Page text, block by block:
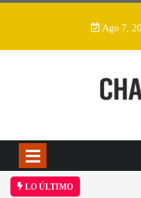
Ago 7,
LO ÚLTIMO